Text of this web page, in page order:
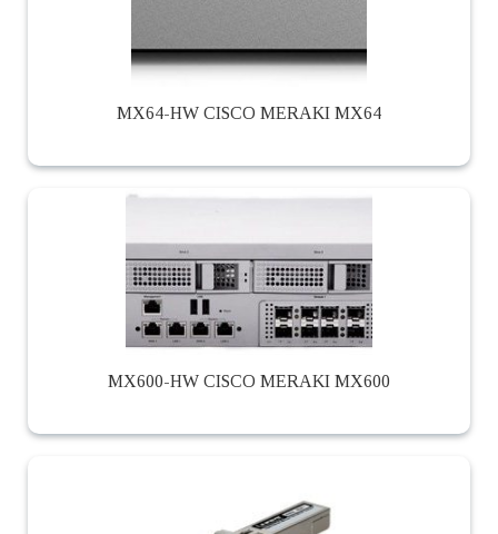
MX64-HW CISCO MERAKI MX64
MX600-HW CISCO MERAKI MX600